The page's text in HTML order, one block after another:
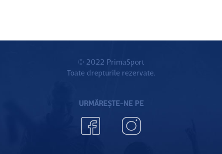
© 2022 PrimaSport
Toate drepturile rezervate.
URMĂREȘTE-NE PE